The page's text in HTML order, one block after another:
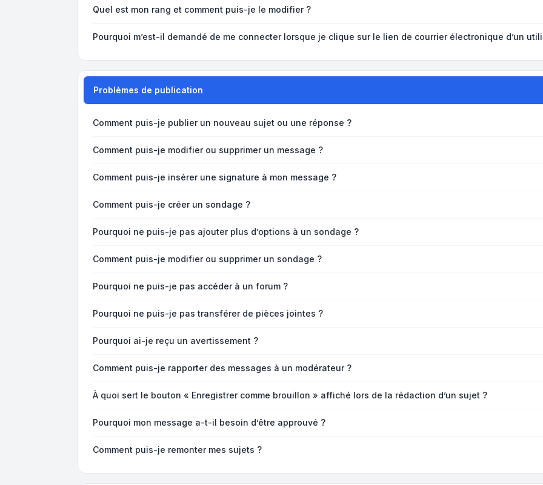
Quel est mon rang et comment puis-je le modifier ?
Pourquoi m’est-il demandé de me connecter lorsque je clique sur le lien de courrier électronique d’un
Problèmes de publication
Comment puis-je publier un nouveau sujet ou une réponse ?
Comment puis-je modifier ou supprimer un message ?
Comment puis-je insérer une signature à mon message ?
Comment puis-je créer un sondage ?
Pourquoi ne puis-je pas ajouter plus d’options à un sondage ?
Comment puis-je modifier ou supprimer un sondage ?
Pourquoi ne puis-je pas accéder à un forum ?
Pourquoi ne puis-je pas transférer de pièces jointes ?
Pourquoi ai-je reçu un avertissement ?
Comment puis-je rapporter des messages à un modérateur ?
À quoi sert le bouton « Enregistrer comme brouillon » affiché lors de la rédaction d’un sujet ?
Pourquoi mon message a-t-il besoin d’être approuvé ?
Comment puis-je remonter mes sujets ?